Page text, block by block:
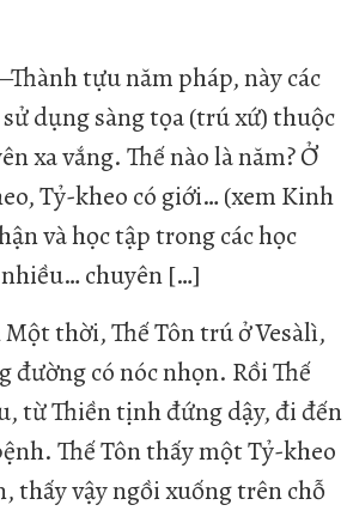
tựu năm pháp, này các
dụng sàng tọa (trú xứ) thuộc
xa vắng. Thế nào là năm? Ở
Tỷ-kheo có giới… (xem Kinh
và học tập trong các học
chuyên […]
Một thời, Thế Tôn trú ở Vesàlì,
đường có nóc nhọn. Rồi Thế
từ Thiền tịnh đứng dậy, đi đến
Thế Tôn thấy một Tỷ-kheo
thấy vậy ngồi xuống trên chỗ